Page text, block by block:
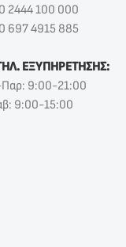
2444 100 000
697 4915 885
ΕΞΥΠΗΡΕΤΗΣΗΣ:
9:00-21:00
9:00-15:00